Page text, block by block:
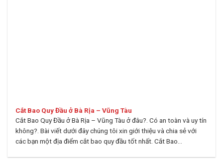
Cắt Bao Quy Đầu ở Bà Rịa – Vũng Tàu
Cắt Bao Quy Đầu ở Bà Rịa – Vũng Tàu ở đâu?. Có an toàn và uy tín
không?. Bài viết dưới đây chúng tôi xin giới thiệu và chia sẻ với
các bạn một địa điểm cắt bao quy đầu tốt nhất. Cắt Bao...